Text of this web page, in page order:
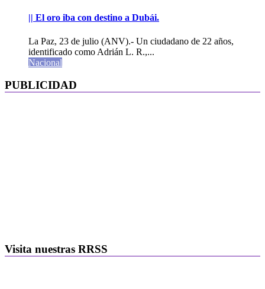
|| El oro iba con destino a Dubái.
La Paz, 23 de julio (ANV).- Un ciudadano de 22 años,
identificado como Adrián L. R.,...
Nacional
PUBLICIDAD
Visita nuestras RRSS